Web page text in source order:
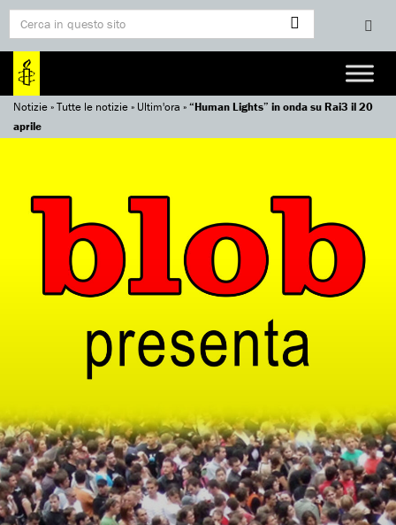
Notizie»Tutte le notizie» Ultim'ora »“Human Lights” in onda su Rai3 il 20
aprile